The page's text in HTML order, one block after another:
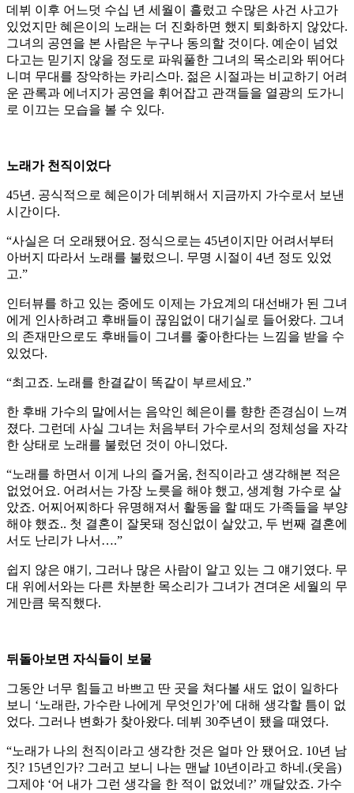
데뷔 이후 어느덧 수십 년 세월이 흘렀고 수많은 사건 사고가
있었지만 혜은이의 노래는 더 진화하면 했지 퇴화하지 않았다.
그녀의 공연을 본 사람은 누구나 동의할 것이다. 예순이 넘었
다고는 믿기지 않을 정도로 파워풀한 그녀의 목소리와 뛰어다
니며 무대를 장악하는 카리스마. 젊은 시절과는 비교하기 어려
운 관록과 에너지가 공연을 휘어잡고 관객들을 열광의 도가니
로 이끄는 모습을 볼 수 있다.
노래가 천직이었다
45년. 공식적으로 혜은이가 데뷔해서 지금까지 가수로서 보낸
시간이다.
“사실은 더 오래됐어요. 정식으로는 45년이지만 어려서부터
아버지 따라서 노래를 불렀으니. 무명 시절이 4년 정도 있었
고.”
인터뷰를 하고 있는 중에도 이제는 가요계의 대선배가 된 그녀
에게 인사하려고 후배들이 끊임없이 대기실로 들어왔다. 그녀
의 존재만으로도 후배들이 그녀를 좋아한다는 느낌을 받을 수
있었다.
“최고죠. 노래를 한결같이 똑같이 부르세요.”
한 후배 가수의 말에서는 음악인 혜은이를 향한 존경심이 느껴
졌다. 그런데 사실 그녀는 처음부터 가수로서의 정체성을 자각
한 상태로 노래를 불렀던 것이 아니었다.
“노래를 하면서 이게 나의 즐거움, 천직이라고 생각해본 적은
없었어요. 어려서는 가장 노릇을 해야 했고, 생계형 가수로 살
았죠. 어찌어찌하다 유명해져서 활동을 할 때도 가족들을 부양
해야 했죠.. 첫 결혼이 잘못돼 정신없이 살았고, 두 번째 결혼에
서도 난리가 나서….”
쉽지 않은 얘기, 그러나 많은 사람이 알고 있는 그 얘기였다. 무
대 위에서와는 다른 차분한 목소리가 그녀가 견뎌온 세월의 무
게만큼 묵직했다.
뒤돌아보면 자식들이 보물
그동안 너무 힘들고 바쁘고 딴 곳을 쳐다볼 새도 없이 일하다
보니 ‘노래란, 가수란 나에게 무엇인가’에 대해 생각할 틈이 없
었다. 그러나 변화가 찾아왔다. 데뷔 30주년이 됐을 때였다.
“노래가 나의 천직이라고 생각한 것은 얼마 안 됐어요. 10년 남
짓? 15년인가? 그러고 보니 나는 맨날 10년이라고 하네.(웃음)
그제야 ‘어 내가 그런 생각을 한 적이 없었네?’ 깨달았죠. 가수